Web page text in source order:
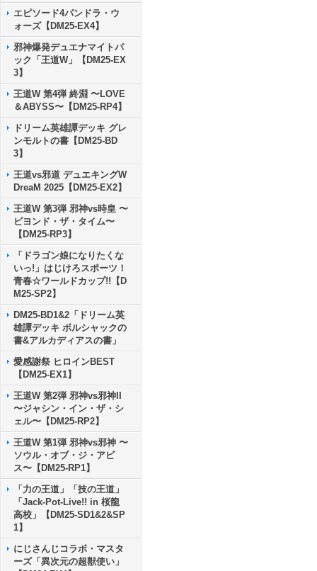
エピソード4パンドラ・ウ
ォーズ【DM25-EX4】
邪神爆発デュエナマイトパ
ック「王道W」【DM25-EX
3】
王道W 第4弾 終淵 〜LOVE
＆ABYSS〜【DM25-RP4】
ドリーム英雄譚デッキ グレ
ンモルトの書【DM25-BD
3】
王道vs邪道 デュエキングW
DreaM 2025【DM25-EX2】
王道W 第3弾 邪神vs時皇 〜
ビヨンド・ザ・タイム〜
【DM25-RP3】
「ドラゴン娘になりたくな
いっ!」はじけろスポーツ！
青春☆ワールドカップ!!【D
M25-SP2】
DM25-BD1&2「ドリーム英
雄譚デッキ ボルシャックの
書&アルカディアスの書」
愛感謝祭 ヒロインBEST
【DM25-EX1】
王道W 第2弾 邪神vs邪神II
〜ジャシン・イン・ザ・シ
ェル〜【DM25-RP2】
王道W 第1弾 邪神vs邪神 〜
ソウル・オブ・ジ・アビ
ス〜【DM25-RP1】
「力の王道」「技の王道」
「Jack-Pot-Live!! in 桜龍
高校」【DM25-SD1&2&SP
1】
にじさんじコラボ・マスタ
ーズ「異次元の超獣使い」